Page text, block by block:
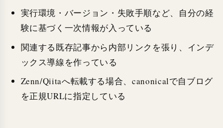
実行環境・バージョン・失敗手順など、自分の経
験に基づく一次情報が入っている
関連する既存記事から内部リンクを張り、インデ
ックス導線を作っている
Zenn/Qiitaへ転載する場合、canonicalで自ブログ
を正規URLに指定している